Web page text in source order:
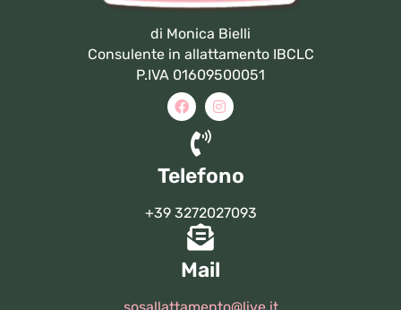
di Monica Bielli
Consulente in allattamento IBCLC
P.IVA 01609500051
Telefono
+39 3272027093
Mail